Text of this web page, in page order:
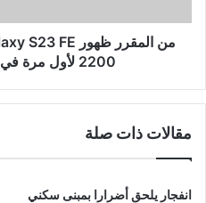
Exynos
2200
في
في
2200 لأول مرة في الهند في 4 أكتوبر
مقالات ذات صلة
انفجار يلحق أضرارا بمبنى سكني